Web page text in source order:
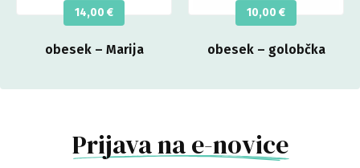
obesek – Marija
14,00 €
obesek – golobčka
10,00 €
Prijava na e-novice